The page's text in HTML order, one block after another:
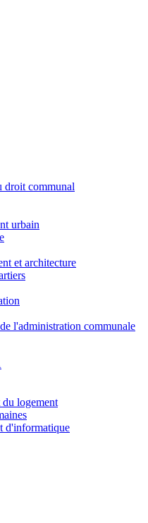
droit communal
urbain
et architecture
l'administration communale
du logement
d'informatique